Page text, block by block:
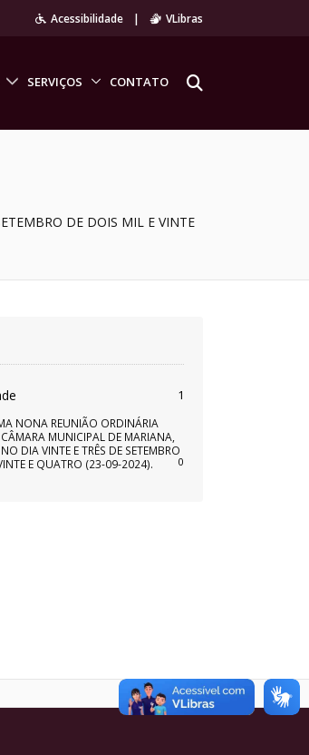
Acessibilidade | VLibras
SERVIÇOS CONTATO
DE DOIS MIL E VINTE
1
NONA REUNIÃO ORDINÁRIA
MUNICIPAL DE MARIANA,
DIA VINTE E TRÊS DE SETEMBRO
E QUATRO (23-09-2024).
0